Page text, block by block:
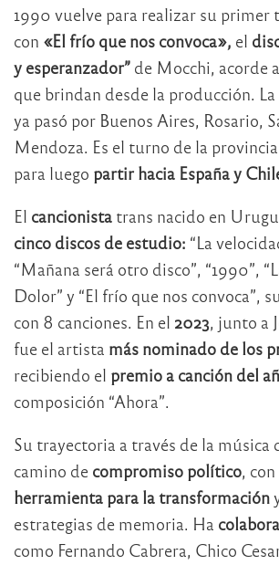
1990 vuelve para realizar su primer
con «El frío que nos convoca», el
y esperanzador” de Mocchi, acorde
que brindan desde la producción.
ya pasó por Buenos Aires, Rosario,
Mendoza. Es el turno de la
para luego partir hacia España y
El cancionista trans nacido en
cinco discos de estudio: “La
“Mañana será otro disco”, “1990”,
Dolor” y “El frío que nos convoca”,
con 8 canciones. En el 2023, junto a
fue el artista más nominado de los
recibiendo el premio a canción del
composición “Ahora”.
Su trayectoria a través de la música
camino de compromiso político, con
herramienta para la transformación
estrategias de memoria. Ha
como Fernando Cabrera, Chico